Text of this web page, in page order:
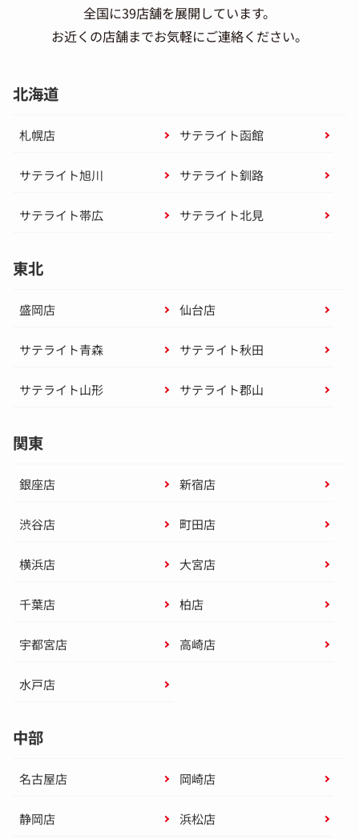
全国に39店舗を展開しています。
お近くの店舗までお気軽にご連絡ください。
北海道
札幌店 サテライト函館
サテライト旭川 サテライト釧路
サテライト帯広 サテライト北見
東北
盛岡店 仙台店
サテライト青森 サテライト秋田
サテライト山形 サテライト郡山
関東
銀座店 新宿店
渋谷店 町田店
横浜店 大宮店
千葉店 柏店
宇都宮店 高崎店
水戸店
中部
名古屋店 岡崎店
静岡店 浜松店